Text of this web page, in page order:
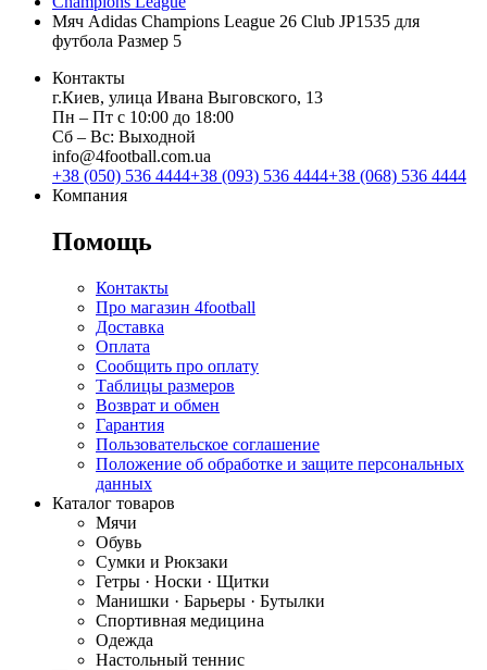
Мяч Adidas Champions League 26 Club JP1535 для
футбола Размер 5
Контакты
г.Киев, улица Ивана Выговского, 13
Пн ‒ Пт с 10:00 до 18:00
Сб ‒ Вс: Выходной
info@4football.com.ua
+38 (050) 536 4444+38 (093) 536 4444+38 (068) 536 4444
Компания
Помощь
Контакты
Про магазин 4football
Доставка
Оплата
Сообщить про оплату
Таблицы размеров
Возврат и обмен
Гарантия
Пользовательское соглашение
Положение об обработке и защите персональных
данных
Каталог товаров
Мячи
Обувь
Сумки и Рюкзаки
Гетры · Носки · Щитки
Манишки · Барьеры · Бутылки
Спортивная медицина
Одежда
Настольный теннис